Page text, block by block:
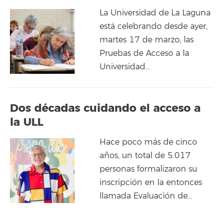
La Universidad de La Laguna
está celebrando desde ayer,
martes 17 de marzo, las
Pruebas de Acceso a la
Universidad…
Dos décadas cuidando el acceso a
la ULL
Hace poco más de cinco
años, un total de 5.017
personas formalizaron su
inscripción en la entonces
llamada Evaluación de…